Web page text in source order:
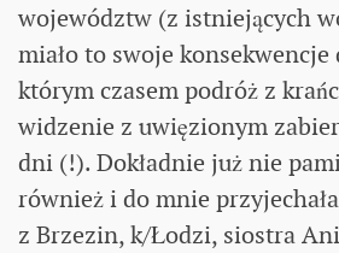
województw (z istniejących
miało to swoje
którym czasem podróż z
widzenie z uwięzionym
dni (!). Dokładnie już nie
również i do mnie
z Brzezin, k/Łodzi, siostra